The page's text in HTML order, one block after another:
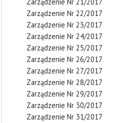
Zarządzenie Nr 22/2017
Zarządzenie Nr 23/2017
Zarządzenie Nr 24/2017
Zarządzenie Nr 25/2017
Zarządzenie Nr 26/2017
Zarządzenie Nr 27/2017
Zarządzenie Nr 28/2017
Zarządzenie Nr 29/2017
Zarządzenie Nr 30/2017
Zarządzenie Nr 31/2017